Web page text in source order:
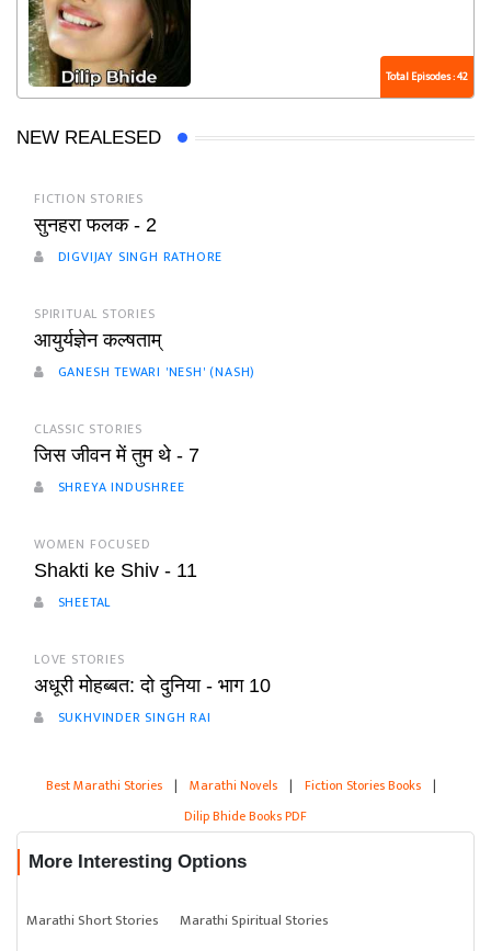
Total Episodes : 42
NEW REALESED
FICTION STORIES
सुनहरा फलक - 2
DIGVIJAY SINGH RATHORE
SPIRITUAL STORIES
आयुर्यज्ञेन कल्षताम्
GANESH TEWARI 'NESH' (NASH)
CLASSIC STORIES
जिस जीवन में तुम थे - 7
SHREYA INDUSHREE
WOMEN FOCUSED
Shakti ke Shiv - 11
SHEETAL
LOVE STORIES
अधूरी मोहब्बत: दो दुनिया - भाग 10
SUKHVINDER SINGH RAI
Best Marathi Stories | Marathi Novels | Fiction Stories Books |
Dilip Bhide Books PDF
More Interesting Options
Marathi Short Stories
Marathi Spiritual Stories